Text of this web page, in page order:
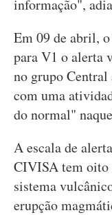
informação",
Em 09 de abril,
para V1 o alerta
no grupo
com uma
do normal"
A escala de
CIVISA tem oito
sistema
erupção